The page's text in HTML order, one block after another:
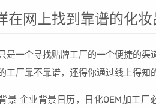
在网上找到靠谱的化
是一个寻找贴牌工厂的一个便捷的
工厂靠不靠谱，还得你通过线上得知
景 企业背景日历，日化OEM加工